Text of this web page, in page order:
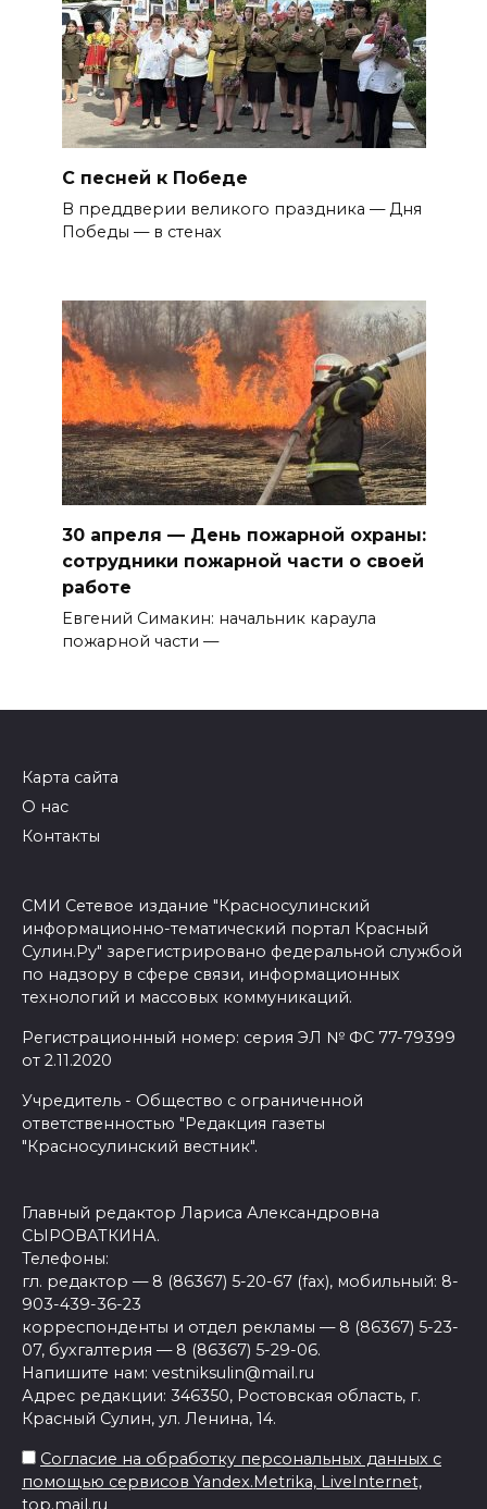
С песней к Победе
В преддверии великого праздника — Дня
Победы — в стенах
30 апреля — День пожарной охраны:
сотрудники пожарной части о своей
работе
Евгений Симакин: начальник караула
пожарной части —
Карта сайта
О нас
Контакты
СМИ Сетевое издание "Красносулинский
информационно-тематический портал Красный
Сулин.Ру" зарегистрировано федеральной службой
по надзору в сфере связи, информационных
технологий и массовых коммуникаций.
Регистрационный номер: серия ЭЛ № ФС 77-79399
от 2.11.2020
Учредитель - Общество с ограниченной
ответственностью "Редакция газеты
"Красносулинский вестник".
Главный редактор Лариса Александровна
СЫРОВАТКИНА.
Телефоны:
гл. редактор — 8 (86367) 5-20-67 (fax), мобильный: 8-
903-439-36-23
корреспонденты и отдел рекламы — 8 (86367) 5-23-
07, бухгалтерия — 8 (86367) 5-29-06.
Напишите нам: vestniksulin@mail.ru
Адрес редакции: 346350, Ростовская область, г.
Красный Сулин, ул. Ленина, 14.
Согласие на обработку персональных данных с
помощью сервисов Yandex.Metrika, LiveInternet,
top.mail.ru